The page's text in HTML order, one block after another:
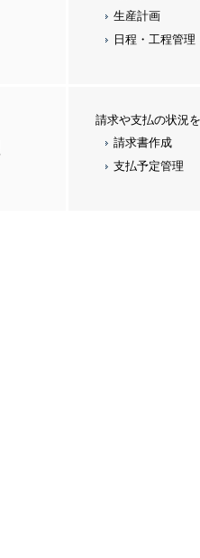
生産計画
日程・工程管理
請求や支払の状況
請求書作成
支払予定管理